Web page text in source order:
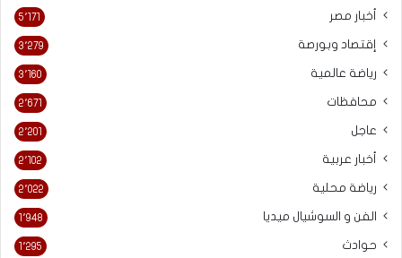
أخبار مصر 5٬171
إقتصاد وبورصة 3٬279
رياضة عالمية 3٬160
محافظات 2٬671
عاجل 2٬201
أخبار عربية 2٬102
رياضة محلية 2٬022
الفن و السوشيال ميديا 1٬948
حوادث 1٬295